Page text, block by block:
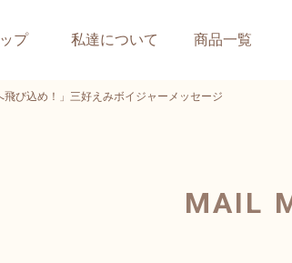
プ 私達について 商品一覧
飛び込め！」三好えみボイジャーメッセージ
MAIL